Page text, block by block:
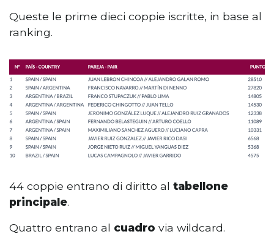
Queste le prime dieci coppie iscritte, in base al
ranking.
44 coppie entrano di diritto al tabellone
principale.
Quattro entrano al cuadro via wildcard.